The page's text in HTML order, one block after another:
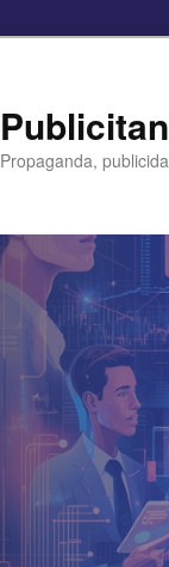
Propaganda,